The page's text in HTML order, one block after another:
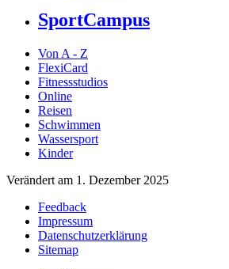
SportCampus
Von A - Z
FlexiCard
Fitnessstudios
Online
Reisen
Schwimmen
Wassersport
Kinder
Verändert am 1. Dezember 2025
Feedback
Impressum
Datenschutzerklärung
Sitemap